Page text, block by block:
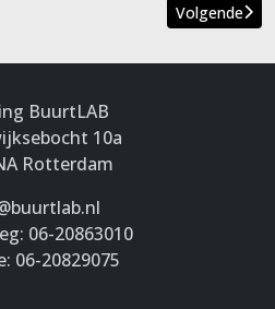
Volgende
Volgende
BuurtLAB
10a
Rotterdam
06-20863010
06-20829075